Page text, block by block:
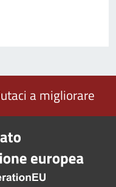
a migliorare